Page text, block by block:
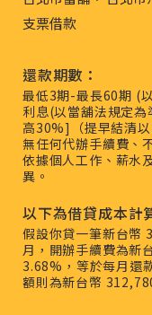
支票借款
還款期數：
最低3期-最長60期 (
利息(以當舖法規定
高30%]（提早結清以
無任何代辦手續費、
依據個人工作、薪水
異。
以下為借貸成本計
假設你貸一筆新台幣
月，開辦手續費為新
3.68%，等於每月還
額則為新台幣